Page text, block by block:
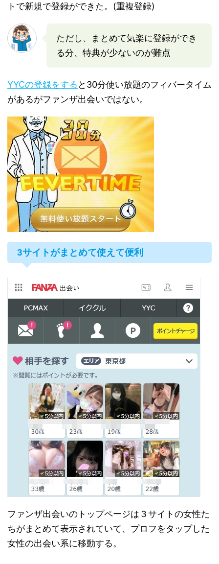
トで新規で登録ができた。(重複登録)
ただし、まとめて気楽に登録ができ
る分、特典が少ないのが難点
YYCの登録をする と30分使い放題のフィバータイム
があるがファンザ出会いではない。
3サイトがまとめて使えて便利
ファンザ出会いのトップページは３サイトの女性た
ちがまとめて表示されていて、プロフをタップした
女性の出会い系に移動する。